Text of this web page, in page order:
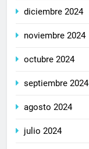
diciembre 2024
noviembre 2024
octubre 2024
septiembre 2024
agosto 2024
julio 2024